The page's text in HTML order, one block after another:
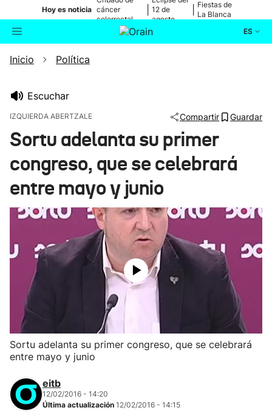
Hoy es noticia cáncer
colorrectal
12 de
agosto
Fiestas de
La Blanca
ES
Buscador
Ikusmiran
Eguraldia
Inicio Política
Escuchar
IZQUIERDA ABERTZALE Compartir Guardar
Sortu adelanta su primer
congreso, que se celebrará
entre mayo y junio
Sortu adelanta su primer congreso, que se celebrará
entre mayo y junio
eitb
12/02/2016 - 14:20
Última actualización 12/02/2016 - 14:15